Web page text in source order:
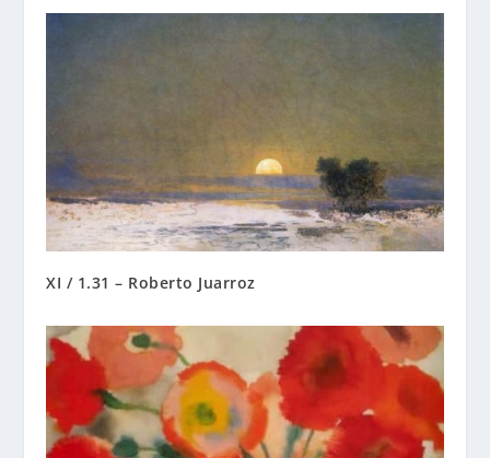
XI / 1.31 – Roberto Juarroz